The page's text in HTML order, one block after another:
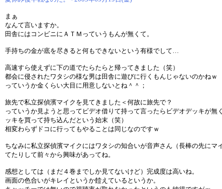
まぁ
なんて言いますか。
田舎にはコンビニにＡＴＭっていうもんが無くて。
手持ちの金が底を尽きると何もできないという有様でして…
高速すら使えずに下の道でたらたらと帰ってきました（笑）
都会に侵されたワタシの様な男は田舎に遊びに行くもんじゃないのかねｗ
っていうか金くらい大目に用意しないとね＾＾；
旅先で私立探偵濱マイクを見てきました＜何故に旅先で？
っていうか見ようと思ってビデオ借りて持って言ったらビデオデッキが無
ッキを買って持ち込んだという始末（笑）
相変わらずドコに行ってもやることは同じなのですｗ
ちなみに私立探偵濱マイクにはワタシの知合いが音声さん（長棒の先にマ
てたりして前々から興味があってね。
感想としては（まだ４巻までしか見てないけど）完成度は高いね。
画面の色合いがキレイというか饐えているというか。